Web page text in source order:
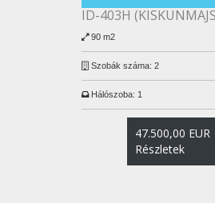
ID-403H
90 m2
Szobák száma: 2
Hálószoba: 1
47.500,00 EUR
Részletek